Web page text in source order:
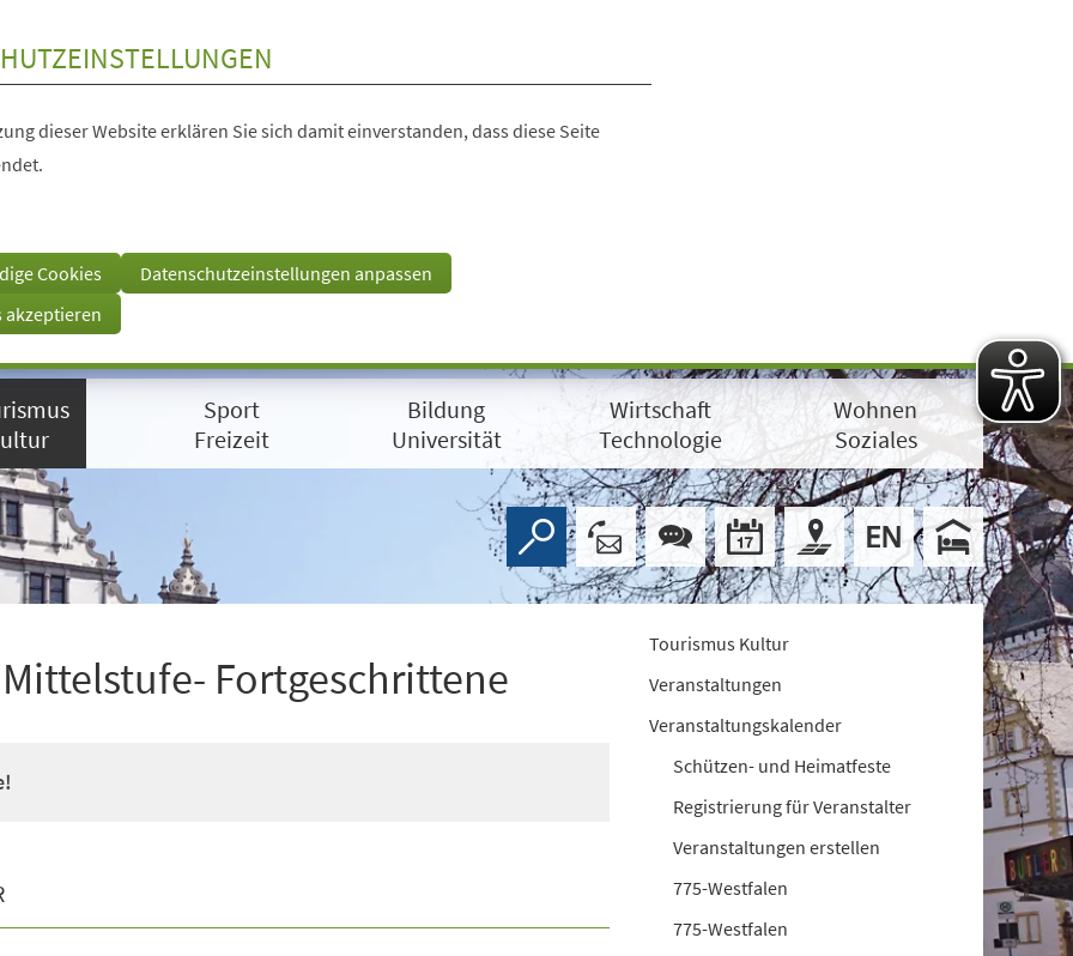
dieser Website erklären Sie sich damit einverstanden, dass diese Seite
Cookies
Datenschutzeinstellungen anpassen
akzeptieren
Sport
Freizeit
Bildung
Universität
Wirtschaft
Technologie
Wohnen
Soziales
Fortgeschrittene
Tourismus Kultur
Veranstaltungen
Veranstaltungskalender
Schützen- und Heimatfeste
Registrierung für Veranstalter
Veranstaltungen erstellen
775-Westfalen
775-Westfalen